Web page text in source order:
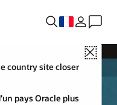
Close
country site closer
pays Oracle plus